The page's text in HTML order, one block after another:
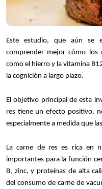
Este estudio, que aún se
comprender mejor cómo los
como el hierro y la vitamina
la cognición a largo plazo.
El objetivo principal de esta
res tiene un efecto positivo,
especialmente a medida que
La carne de res es rica en
importantes para la función
B, zinc, y proteínas de alta
del consumo de carne de